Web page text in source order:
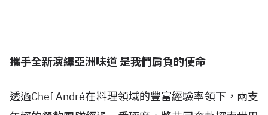
攜手全新演繹亞洲味道 是我們肩負的使命
透過Chef André在料理領域的豐富經驗率領下，兩支